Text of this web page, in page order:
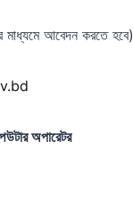
মাধ্যমে আবেদন করতে হবে)
অপারেটর